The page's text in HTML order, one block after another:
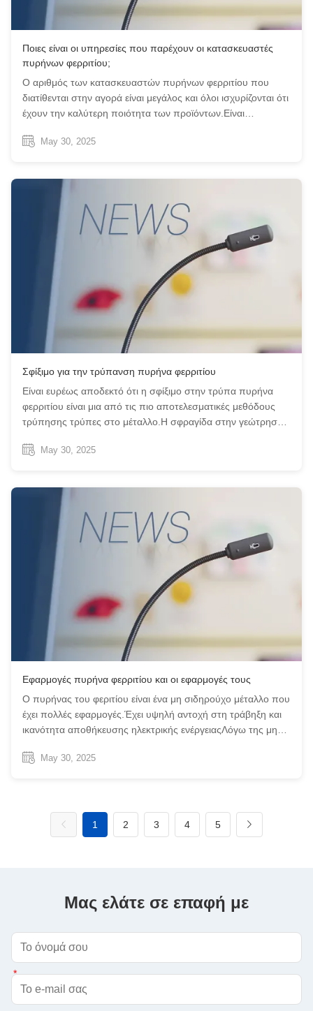
Ποιες είναι οι υπηρεσίες που παρέχουν οι κατασκευαστές
πυρήνων φερριτίου;
Ο αριθμός των κατασκευαστών πυρήνων φερριτίου που
διατίθενται στην αγορά είναι μεγάλος και όλοι ισχυρίζονται ότι
έχουν την καλύτερη ποιότητα των προϊόντων.Είναι
τις καλύτερες μάρκες μεταξύ τουςΑυτό οφείλεται στο γεγονός
May 30, 2025
Σφίξιμο για την τρύπανση πυρήνα φερριτίου
Είναι ευρέως αποδεκτό ότι η σφίξιμο στην τρύπα πυρήνα
φερριτίου είναι μια από τις πιο αποτελεσματικές μεθόδους
τρύπησης τρύπες στο μέταλλο.Η σφραγίδα στην γεώτρηση
χρήση της σε κάποιο βαθμόΗ χρήση σφραγίδας για τη
May 30, 2025
Εφαρμογές πυρήνα φερριτίου και οι εφαρμογές τους
Ο πυρήνας του φεριτίου είναι ένα μη σιδηρούχο μέταλλο που
έχει πολλές εφαρμογές.Έχει υψηλή αντοχή στη τράβηξη και
ικανότητα αποθήκευσης ηλεκτρικής ενέργειαςΛόγω της μη
ψύξης. Μπορεί να συνδυαστεί με άλλα υλικά για ανώτερες
May 30, 2025
1 2 3 4 5
Μας ελάτε σε επαφή με